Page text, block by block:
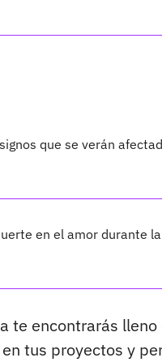
que se verán
en el amor durante
te encontrarás
tus proyectos y